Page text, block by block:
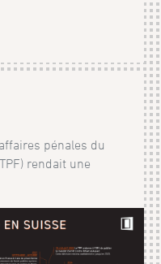
pénales du
rendait une